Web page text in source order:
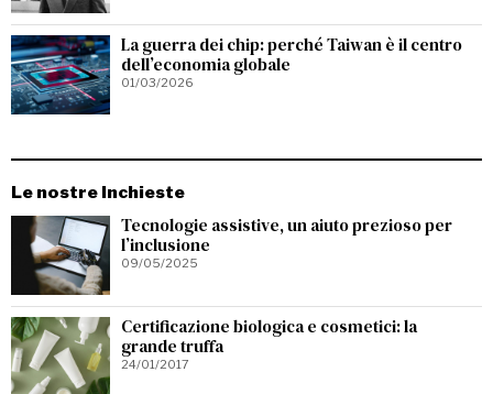
La guerra dei chip: perché Taiwan è il centro
dell’economia globale
01/03/2026
Le nostre Inchieste
Tecnologie assistive, un aiuto prezioso per
l’inclusione
09/05/2025
Certificazione biologica e cosmetici: la
grande truffa
24/01/2017